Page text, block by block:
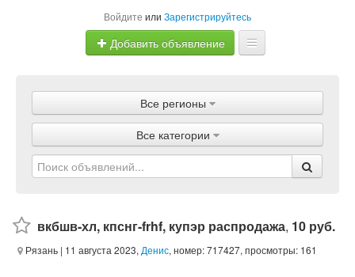
Войдите или Зарегистрируйтесь
Добавить объявление
Объявления
Магазины
Услуги
Все регионы
Все категории
вкбшв-хл, кпснг-frhf, купэр распродажа, 10 руб.
Рязань | 11 августа 2023, Денис, номер: 717427, просмотры: 161